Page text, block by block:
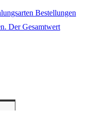
Bestellungen
Der Gesamtwert